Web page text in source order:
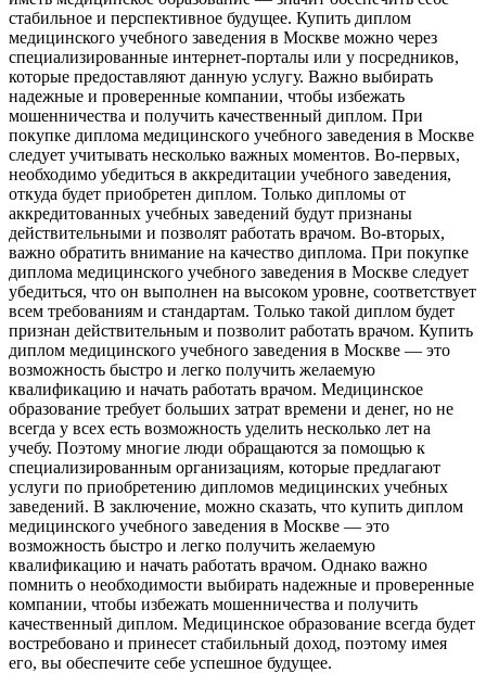
стабильное и перспективное будущее. Купить диплом
медицинского учебного заведения в Москве можно через
специализированные интернет-порталы или у посредников,
которые предоставляют данную услугу. Важно выбирать
надежные и проверенные компании, чтобы избежать
мошенничества и получить качественный диплом. При
покупке диплома медицинского учебного заведения в Москве
следует учитывать несколько важных моментов. Во-первых,
необходимо убедиться в аккредитации учебного заведения,
откуда будет приобретен диплом. Только дипломы от
аккредитованных учебных заведений будут признаны
действительными и позволят работать врачом. Во-вторых,
важно обратить внимание на качество диплома. При покупке
диплома медицинского учебного заведения в Москве следует
убедиться, что он выполнен на высоком уровне, соответствует
всем требованиям и стандартам. Только такой диплом будет
признан действительным и позволит работать врачом. Купить
диплом медицинского учебного заведения в Москве — это
возможность быстро и легко получить желаемую
квалификацию и начать работать врачом. Медицинское
образование требует больших затрат времени и денег, но не
всегда у всех есть возможность уделить несколько лет на
учебу. Поэтому многие люди обращаются за помощью к
специализированным организациям, которые предлагают
услуги по приобретению дипломов медицинских учебных
заведений. В заключение, можно сказать, что купить диплом
медицинского учебного заведения в Москве — это
возможность быстро и легко получить желаемую
квалификацию и начать работать врачом. Однако важно
помнить о необходимости выбирать надежные и проверенные
компании, чтобы избежать мошенничества и получить
качественный диплом. Медицинское образование всегда будет
востребовано и принесет стабильный доход, поэтому имея
его, вы обеспечите себе успешное будущее.